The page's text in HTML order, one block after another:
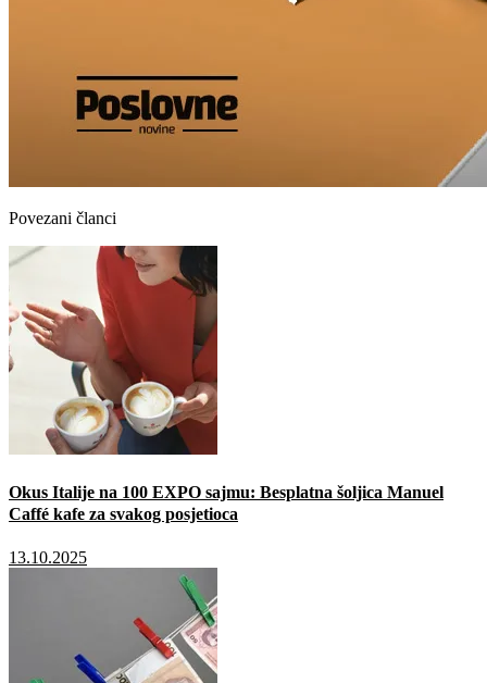
Povezani članci
Okus Italije na 100 EXPO sajmu: Besplatna šoljica Manuel
Caffé kafe za svakog posjetioca
13.10.2025